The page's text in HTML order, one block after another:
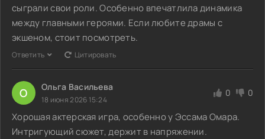
сыграли свои роли. Особенно впечатлила динамика
между главными героями. Если любите драмы с
экшеном, стоит посмотреть.
Ответить Цитировать
О Ольга Васильева
18 июня 2026 15:24
0 0
Хорошая актерская игра, особенно у Эссама Омара.
Интригующий сюжет, держит в напряжении.